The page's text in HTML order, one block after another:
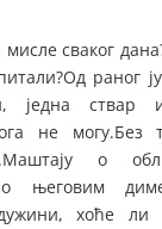
сваког
раног
једна ствар
не могу.Без
о
његовим
хоће ли